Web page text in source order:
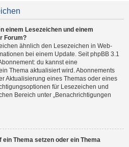
einem Lesezeichen und einem
Forum?
ähnlich den Lesezeichen in Web-
bei einem Update. Seit phpBB 3.1
du kannst eine
Thema aktualisiert wird. Abonnements
Aktualisierung eines Themas oder eines
für Lesezeichen und
Bereich unter „Benachrichtigungen
Thema setzen oder ein Thema